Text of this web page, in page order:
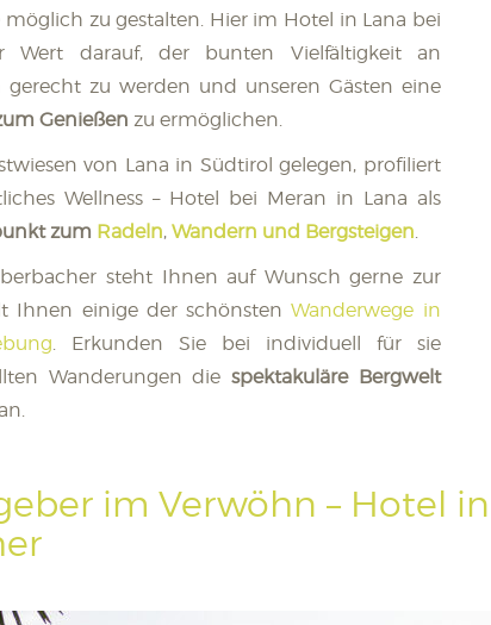
zu gestalten. Hier im Hotel in Lana bei
Wert darauf, der bunten Vielfältigkeit an
gerecht zu werden und unseren Gästen eine
Genießen zu ermöglichen.
von Lana in Südtirol gelegen, profiliert
Wellness – Hotel bei Meran in Lana als
zum Radeln, Wandern und Bergsteigen.
steht Ihnen auf Wunsch gerne zur
Ihnen einige der schönsten Wanderwege in
. Erkunden Sie bei individuell für sie
Wanderungen die spektakuläre Bergwelt
im Verwöhn – Hotel